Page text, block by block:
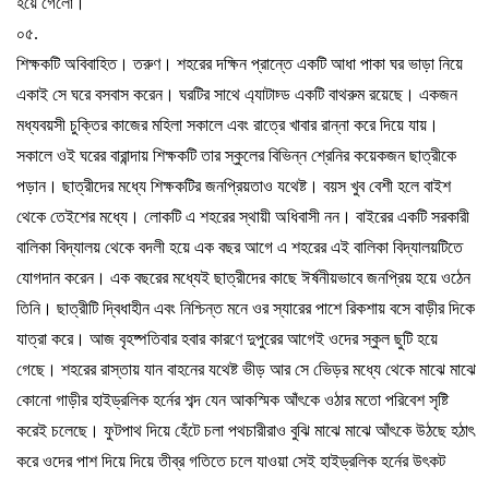
০৫.
শিক্ষকটি অবিবাহিত। তরুণ। শহরের দক্ষিন প্রান্তে একটি আধা পাকা ঘর ভাড়া নিয়ে
একাই সে ঘরে বসবাস করেন। ঘরটির সাথে এ্যাটাচ্ড একটি বাথরুম রয়েছে। একজন
মধ্যবয়সী চুক্তির কাজের মহিলা সকালে এবং রাত্রে খাবার রান্না করে দিয়ে যায়।
সকালে ওই ঘরের বারান্দায় শিক্ষকটি তার স্কুলের বিভিন্ন শ্রেনির কয়েকজন ছাত্রীকে
পড়ান। ছাত্রীদের মধ্যে শিক্ষকটির জনপ্রিয়তাও যথেষ্ট। বয়স খুব বেশী হলে বাইশ
থেকে তেইশের মধ্যে। লোকটি এ শহরের স্থায়ী অধিবাসী নন। বাইরের একটি সরকারী
বালিকা বিদ্যালয় থেকে বদলী হয়ে এক বছর আগে এ শহরের এই বালিকা বিদ্যালয়টিতে
যোগদান করেন। এক বছরের মধ্যেই ছাত্রীদের কাছে ঈর্ষনীয়ভাবে জনপ্রিয় হয়ে ওঠেন
তিনি। ছাত্রীটি দ্বিধাহীন এবং নিশ্চিন্ত মনে ওর স্যারের পাশে রিকশায় বসে বাড়ীর দিকে
যাত্রা করে। আজ বৃহষ্পতিবার হবার কারণে দুপুরের আগেই ওদের স্কুল ছুটি হয়ে
গেছে। শহরের রাস্তায় যান বাহনের যথেষ্ট ভীড় আর সে ভেিড়র মধ্যে থেকে মাঝে মাঝে
কোনো গাড়ীর হাইড্রলিক হর্নের শব্দ যেন আকস্মিক আঁৎকে ওঠার মতো পরিবেশ সৃষ্টি
করেই চলেছে। ফুটপাথ দিয়ে হেঁটে চলা পথচারীরাও বুঝি মাঝে মাঝে আঁৎকে উঠছে হঠাৎ
করে ওদের পাশ দিয়ে দিয়ে তীব্র গতিতে চলে যাওয়া সেই হাইড্রলিক হর্নের উৎকট